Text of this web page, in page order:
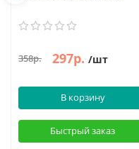
358р. 297р. /шт
В корзину
Быстрый заказ